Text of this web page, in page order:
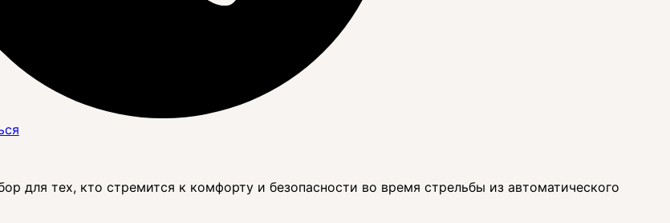
для тех, кто стремится к комфорту и безопасности во время стрельбы из автоматического